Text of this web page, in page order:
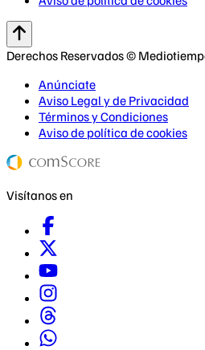
Derechos Reservados ©
Anúnciate
Aviso Legal y de Privacidad
Términos y Condiciones
Aviso de política de cookies
Visítanos en